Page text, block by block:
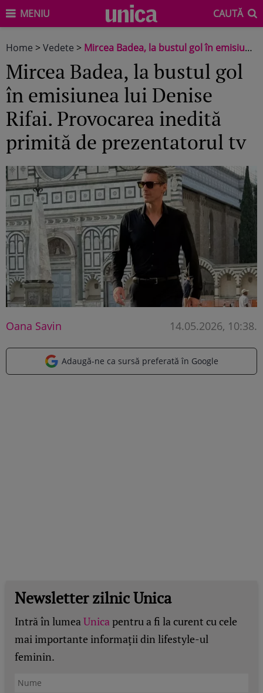
MENIU CAUTĂ
Home >Vedete > Mircea Badea, la bustul gol în emisiunea lui Denise Rifai. Provocarea inedită primită de prezentatorul tv
Mircea Badea, la bustul gol
în emisiunea lui Denise
Rifai. Provocarea inedită
primită de prezentatorul tv
Oana Savin 14.05.2026, 10:38.
Adaugă-ne ca sursă preferată în Google
Newsletter zilnic Unica
Intră în lumeaUnicapentru a fi la curent cu cele
mai importante informații din lifestyle-ul
feminin.